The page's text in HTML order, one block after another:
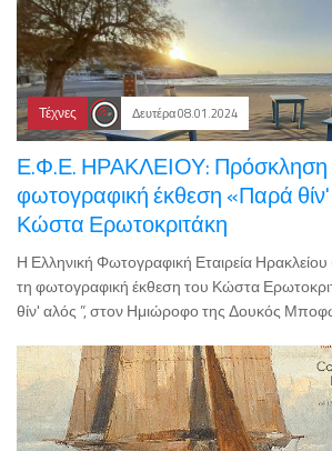
Τέχνες Δευτέρα 08.01.2024
Ε.Φ.Ε. ΗΡΑΚΛΕΙΟΥ: Πρόσκληση
φωτογραφική έκθεση «Παρά
Κώστα Ερωτοκριτάκη
Η Ελληνική Φωτογραφική Εταιρεία Ηρακλείου
τη φωτογραφική έκθεση του Κώστα
θίν' αλός ”, στον Ημιώροφο της Δουκός